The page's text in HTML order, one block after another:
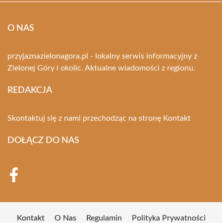
O NAS
przyjaznazielonagora.pl - lokalny serwis informacyjny z
Zielonej Góry i okolic. Aktualne wiadomości z regionu.
REDAKCJA
Skontaktuj się z nami przechodząc na stronę Kontakt
DOŁĄCZ DO NAS
Kontakt O Nas Regulamin Polityka Prywatności